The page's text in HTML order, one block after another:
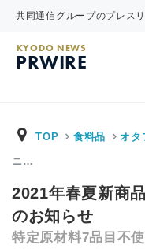
共同通信グループのプレス
KYODO NEWS
PRWIRE
TOP 食料品 オタ
ニ…
2021年春夏新商
のお知らせ
特定原材料7品目不